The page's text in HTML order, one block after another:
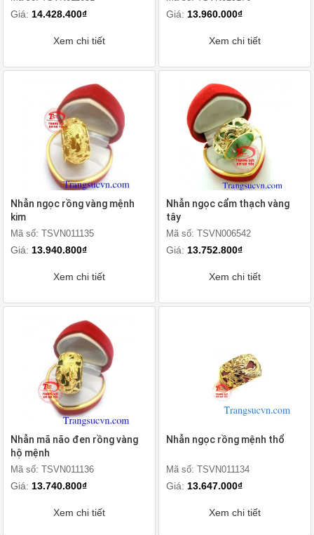
Giá: 14.428.400₫
Xem chi tiết
Giá: 13.960.000₫
Xem chi tiết
Nhẫn ngọc rồng vàng mệnh
kim
Mã số: TSVN011135
Giá: 13.940.800₫
Xem chi tiết
Nhẫn ngọc cẩm thạch vàng
tây
Mã số: TSVN006542
Giá: 13.752.800₫
Xem chi tiết
Nhẫn mã não đen rồng vàng
hộ mệnh
Mã số: TSVN011136
Giá: 13.740.800₫
Xem chi tiết
Nhẫn ngọc rồng mệnh thổ
Mã số: TSVN011134
Giá: 13.647.000₫
Xem chi tiết